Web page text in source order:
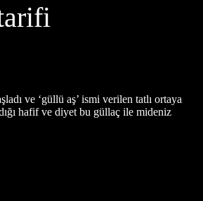
ve ‘güllü aş’ ismi verilen tatlı ortaya
hafif ve diyet bu güllaç ile mideniz